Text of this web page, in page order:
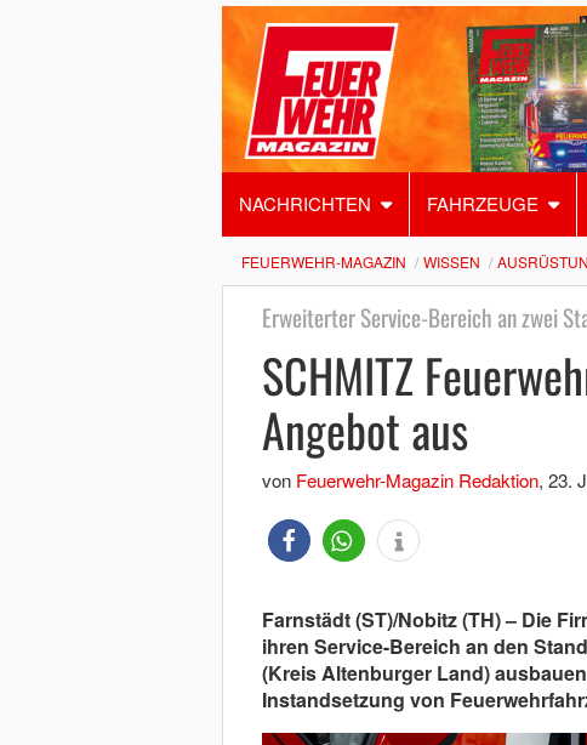
NACHRICHTEN FAHRZEUGE
FEUERWEHR-MAGAZIN WISSEN
Erweiterter Service-Bereich an zwei
SCHMITZ
Angebot aus
von Feuerwehr-Magazin Redaktion, 23.
Farnstädt (ST)/Nobitz (TH) – Die
ihren Service-Bereich an den
(Kreis Altenburger Land)
Instandsetzung von